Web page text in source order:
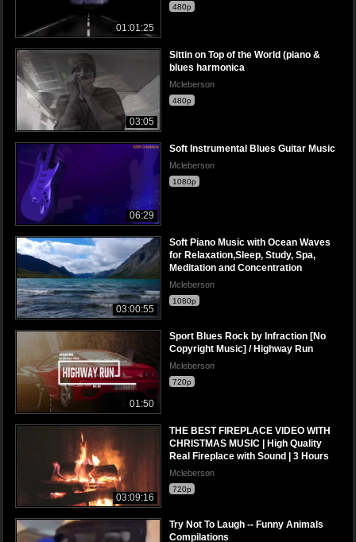
01:01:25
480p
03:05
Sittin on Top of the World (piano &
blues harmonica
Mcleberson
480p
06:29
Soft Instrumental Blues Guitar Music
Mcleberson
1080p
03:00:55
Soft Piano Music with Ocean Waves
for Relaxation,Sleep, Study, Spa,
Meditation and Concentration
Mcleberson
1080p
01:50
Sport Blues Rock by Infraction [No
Copyright Music] / Highway Run
Mcleberson
720p
03:09:16
THE BEST FIREPLACE VIDEO WITH
CHRISTMAS MUSIC | High Quality
Real Fireplace with Sound | 3 Hours
Mcleberson
720p
Try Not To Laugh -- Funny Animals
Compilations